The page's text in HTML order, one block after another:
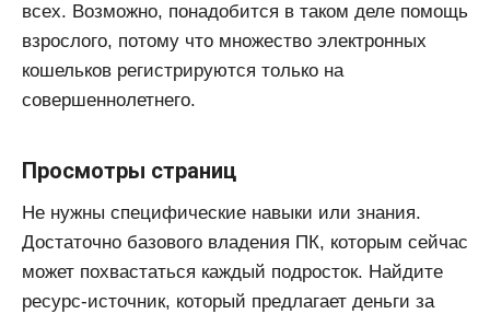
всех. Возможно, понадобится в таком деле помощь
взрослого, потому что множество электронных
кошельков регистрируются только на
совершеннолетнего.
Просмотры страниц
Не нужны специфические навыки или знания.
Достаточно базового владения ПК, которым сейчас
может похвастаться каждый подросток. Найдите
ресурс-источник, который предлагает деньги за